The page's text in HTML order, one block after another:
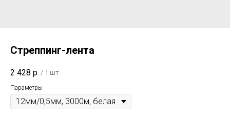
Стреппинг-лента
2 428 р. / 1 шт
Параметры